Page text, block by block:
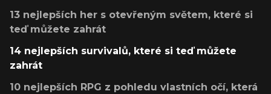
13 nejlepších her s otevřeným světem, které si
teď můžete zahrát
14 nejlepších survivalů, které si teď můžete
zahrát
10 nejlepších RPG z pohledu vlastních očí, která